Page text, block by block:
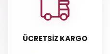
ÜCRETSIZ KARGO